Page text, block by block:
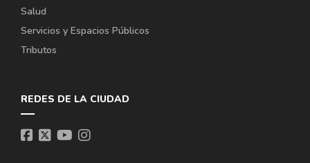
Salud
Servicios y Espacios Públicos
Tributos
REDES DE LA CIUDAD